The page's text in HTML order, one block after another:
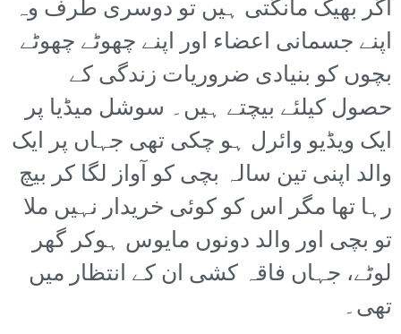
اگر بھیک مانگتی ہیں تو دوسری طرف وہ
اپنے جسمانی اعضاء اور اپنے چھوٹے چھوٹے
بچوں کو بنیادی ضروریات زندگی کے
حصول کیلئے بیچتے ہیں۔ سوشل میڈیا پر
ایک ویڈیو وائرل ہو چکی تھی جہاں پر ایک
والد اپنی تین سالہ بچی کو آواز لگا کر بیچ
رہا تھا مگر اس کو کوئی خریدار نہیں ملا
تو بچی اور والد دونوں مایوس ہوکر گھر
لوٹے، جہاں فاقہ کشی ان کے انتظار میں
تھی۔